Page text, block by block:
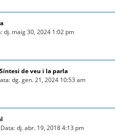
dj. maig 30, 2024 1:02 pm
de veu i la parla
dg. gen. 21, 2024 10:53 am
Data: dj. abr. 19, 2018 4:13 pm